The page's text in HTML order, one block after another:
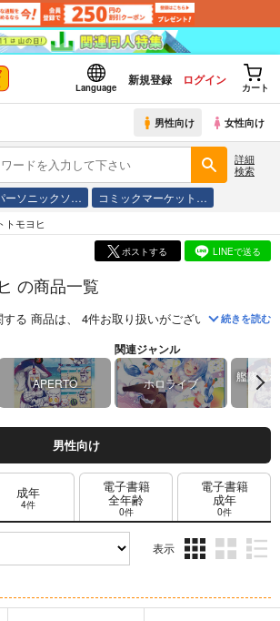
Language
新規登録 ログイン
カート
男性向け 女性向け
詳細
検索
ーソニックソ… コミックマーケット…
トモヨヒ
ポストする LINEで送る
の商品一覧
する 商品は、 4件お取り扱いがございます。「ぺ
続きを読む
APERTO
関連ジャンル
ホロライブ
艦隊こ
男性向け
成年
4件
電子書籍
全年齢
0件
電子書籍
成年
0件
表示
ム
表
ム
表
ム
表